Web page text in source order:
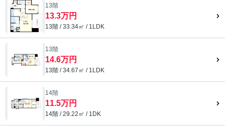
13階
13.3万円
13階 / 33.34㎡ / 1LDK
13階
14.6万円
13階 / 34.67㎡ / 1LDK
14階
11.5万円
14階 / 29.22㎡ / 1DK